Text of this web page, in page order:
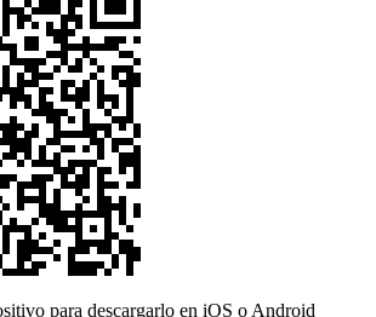
para descargarlo en iOS o Android